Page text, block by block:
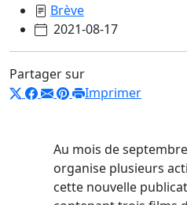
Brève
2021-08-17
Partager sur
Imprimer
Au mois de
organise plusieurs
cette nouvelle